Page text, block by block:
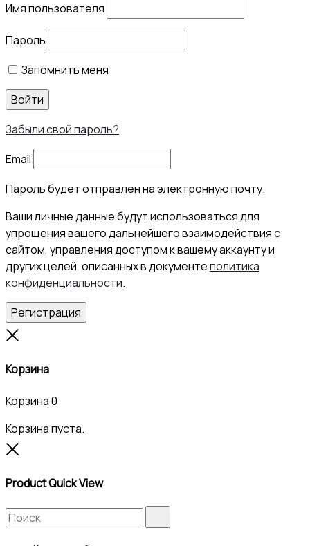
Имя пользователя
Пароль
Запомнить меня
Войти
Забыли свой пароль?
Email
Пароль будет отправлен на электронную почту.
Ваши личные данные будут использоваться для
упрощения вашего дальнейшего взаимодействия с
сайтом, управления доступом к вашему аккаунту и
других целей, описанных в документеполитика
конфиденциальности.
Регистрация
Корзина
Корзина0
Корзина пуста.
Product Quick View
Search
for: